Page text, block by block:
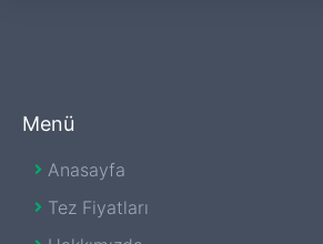
Menü
Anasayfa
Tez Fiyatları